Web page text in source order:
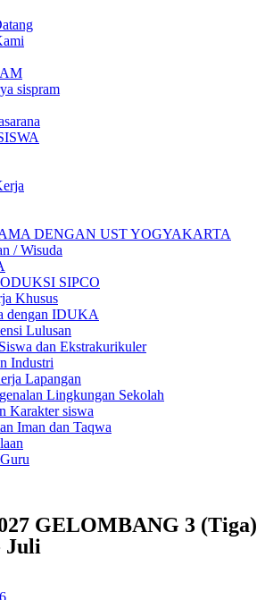
sispram
DENGAN UST YOGYAKARTA
/ Wisuda
SIPCO
Khusus
dengan IDUKA
Lulusan
dan Ekstrakurikuler
Industri
Lapangan
Lingkungan Sekolah
Karakter siswa
Iman dan Taqwa
GELOMBANG 3 (Tiga)
Juli